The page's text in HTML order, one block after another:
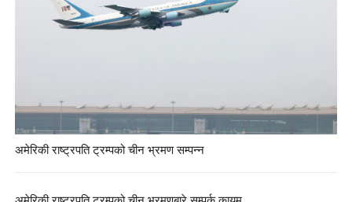
अमेरिकी राष्ट्रपति ट्रम्पको चीन भ्रमण सम्पन्न